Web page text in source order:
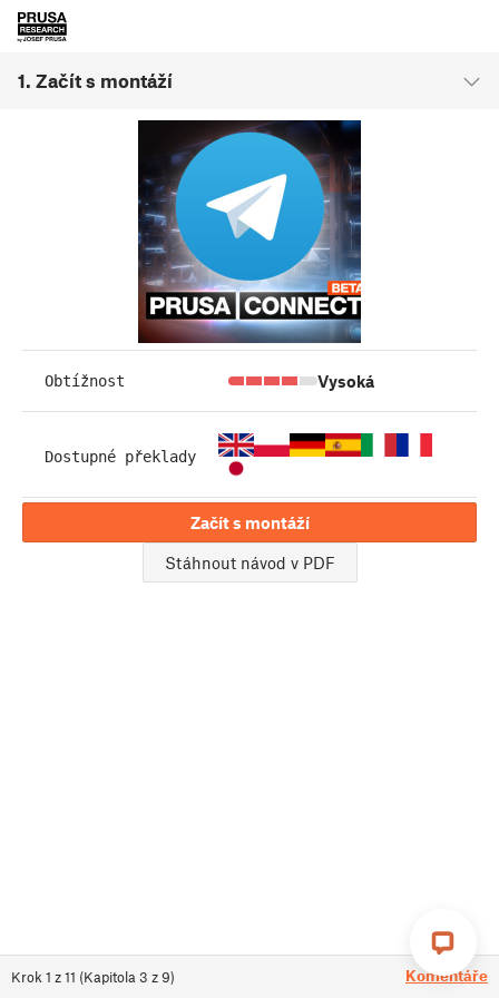
1. Začít s montáží
Krok 1 z11 (Kapitola 3 z9) Komentáře
Obtížnost Vysoká
Dostupné překlady
Začít s montáží
Stáhnout návod v PDF